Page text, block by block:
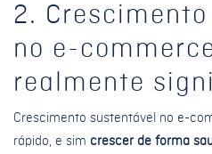
2.
no e-
realmente
Crescimento sustentável no e-
rápido, e sim crescer de forma